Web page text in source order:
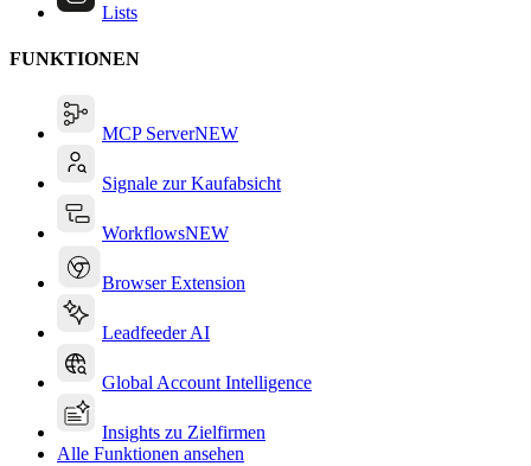
Lists
FUNKTIONEN
MCP ServerNEW
Signale zur Kaufabsicht
WorkflowsNEW
Browser Extension
Leadfeeder AI
Global Account Intelligence
Insights zu Zielfirmen
Alle Funktionen ansehen